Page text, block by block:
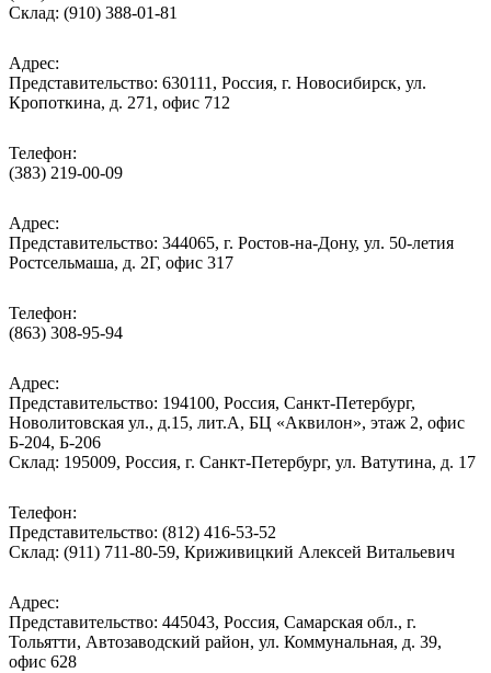
Склад: (910) 388-01-81
Адрес:
Представительство: 630111, Россия, г. Новосибирск, ул.
Кропоткина, д. 271, офис 712
Телефон:
(383) 219-00-09
Адрес:
Представительство: 344065, г. Ростов-на-Дону, ул. 50-летия
Ростсельмаша, д. 2Г, офис 317
Телефон:
(863) 308-95-94
Адрес:
Представительство: 194100, Россия, Санкт-Петербург,
Новолитовская ул., д.15, лит.А, БЦ «Аквилон», этаж 2, офис
Б-204, Б-206
Склад: 195009, Россия, г. Санкт-Петербург, ул. Ватутина, д. 17
Телефон:
Представительство: (812) 416-53-52
Склад: (911) 711-80-59, Криживицкий Алексей Витальевич
Адрес:
Представительство: 445043, Россия, Самарская обл., г.
Тольятти, Автозаводский район, ул. Коммунальная, д. 39,
офис 628